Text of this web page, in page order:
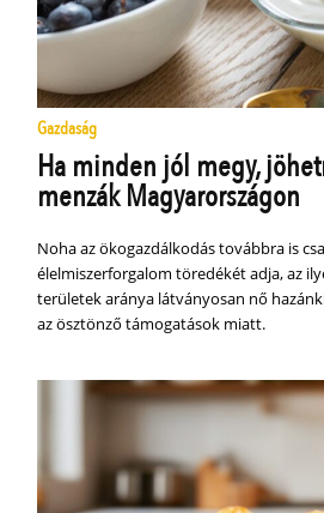
Gazdaság
Ha minden jól megy,
menzák Magyarországon
Noha az ökogazdálkodás továbbra is
élelmiszerforgalom töredékét adja, az
területek aránya látványosan nő
az ösztönző támogatások miatt.